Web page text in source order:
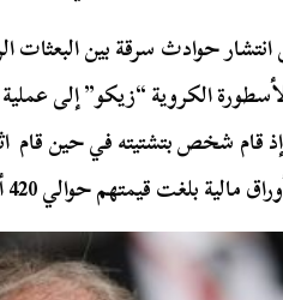
انتشار حوادث سرقة بين البعثات
الكروية “زيكو” إلى
إذ قام شخص بتشتيته في حين
بلغت قيمتهم حوالي 420 ألف جنيه استرليني.